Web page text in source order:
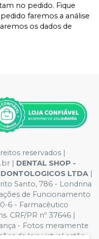
no pedido. Fique
faremos a análise
os dados de
reservados |
| DENTAL SHOP -
LTDA |
Santo, 786 - Londrina
de Funcionamento
6 - Farmacêutico
CRF/PR nº 37646 |
- Fotos meramente
da loja virtual estão